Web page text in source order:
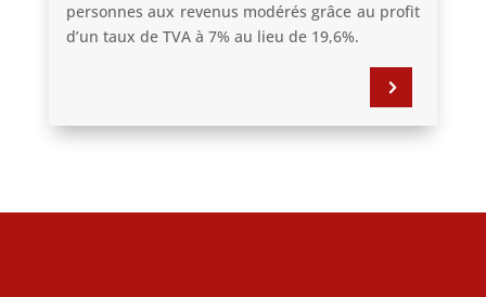
personnes aux revenus modérés grâce au profit
d’un taux de TVA à 7% au lieu de 19,6%.
5